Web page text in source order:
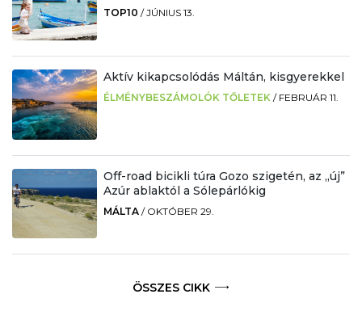
TOP10 /JÚNIUS 13.
Aktív kikapcsolódás Máltán, kisgyerekkel
ÉLMÉNYBESZÁMOLÓK TŐLETEK / FEBRUÁR 11.
Off-road bicikli túra Gozo szigetén, az „új”
Azúr ablaktól a Sólepárlókig
MÁLTA / OKTÓBER 29.
ÖSSZES CIKK